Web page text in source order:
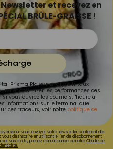
et recevez en
BRÛLE-GRAISSE !
Prisma Players analyse le taux
et optimiser les performances des
vous ouvrez les courriels, l'heure à
informations sur le terminal que
ces traceurs, voir notre politique de
vous envoyer votre newsletter contenant des
désinscrire en utilisant le lien de désabonnement
vos droits, prenez connaissance de notreCharte de